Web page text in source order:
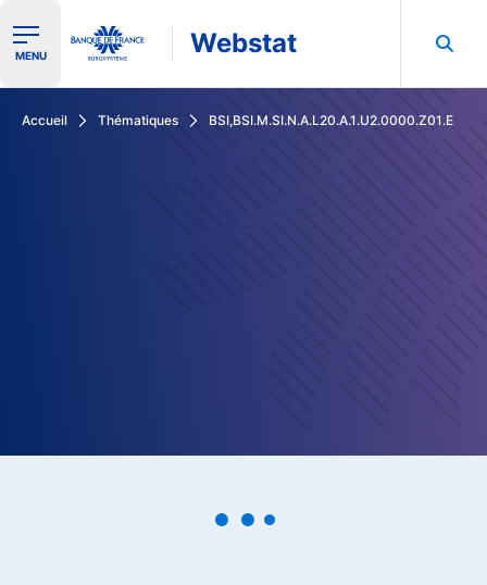
Ouvrir le menu de navigation
MENU Webstat
Accueil Thématiques BSI,BSI.M.SI.N.A.L20.A.1.U2.0000.Z01.E